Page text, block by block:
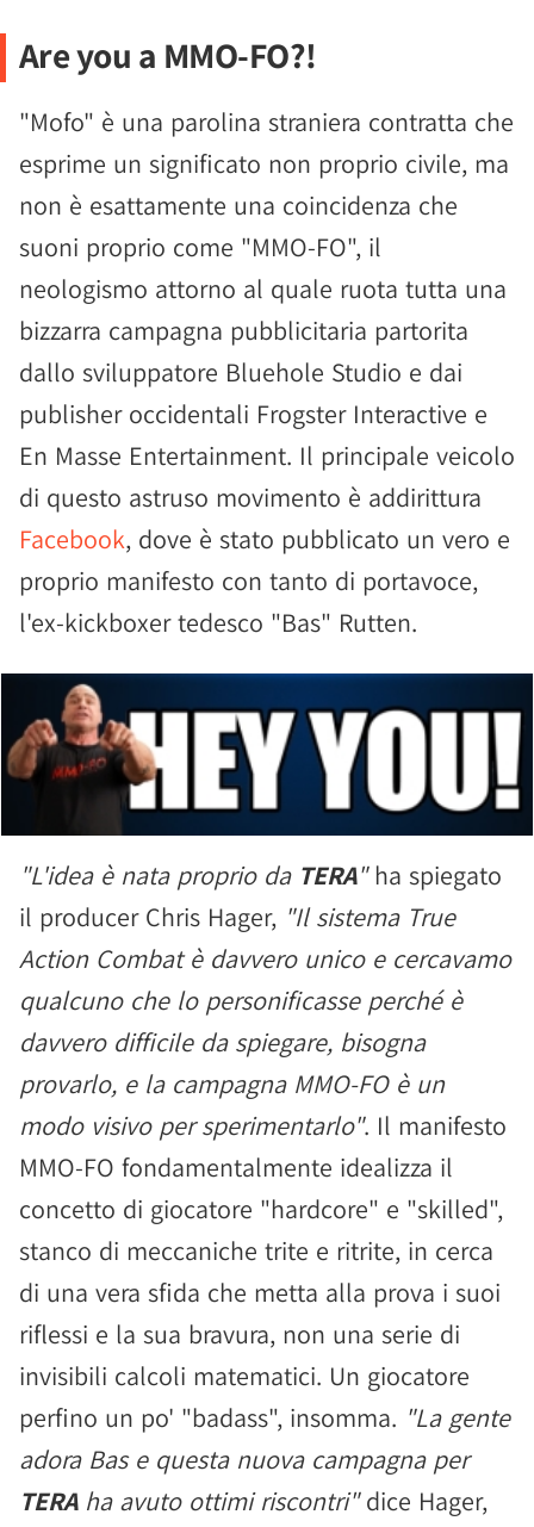
Are you a MMO-FO?!
"Mofo" è una parolina straniera contratta che
esprime un significato non proprio civile, ma
non è esattamente una coincidenza che
suoni proprio come "MMO-FO", il
neologismo attorno al quale ruota tutta una
bizzarra campagna pubblicitaria partorita
dallo sviluppatore Bluehole Studio e dai
publisher occidentali Frogster Interactive e
En Masse Entertainment. Il principale veicolo
di questo astruso movimento è addirittura
Facebook, dove è stato pubblicato un vero e
proprio manifesto con tanto di portavoce,
l'ex-kickboxer tedesco "Bas" Rutten.
"L'idea è nata proprio da TERA"ha spiegato
il producer Chris Hager, "Il sistema True
Action Combat è davvero unico e cercavamo
qualcuno che lo personificasse perché è
davvero difficile da spiegare, bisogna
provarlo, e la campagna MMO-FO è un
modo visivo per sperimentarlo". Il manifesto
MMO-FO fondamentalmente idealizza il
concetto di giocatore "hardcore" e "skilled",
stanco di meccaniche trite e ritrite, in cerca
di una vera sfida che metta alla prova i suoi
riflessi e la sua bravura, non una serie di
invisibili calcoli matematici. Un giocatore
perfino un po' "badass", insomma. "La gente
adora Bas e questa nuova campagna per
TERAha avuto ottimi riscontri"dice Hager,